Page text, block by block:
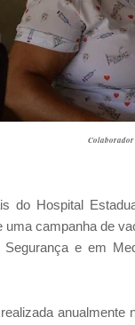
Colaborador
do Hospital
uma campanha de
Segurança e em
anualmente